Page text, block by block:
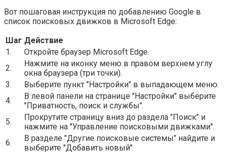
Вот пошаговая инструкция по добавлению Google в
список поисковых движков в Microsoft Edge:
Шаг Действие
1.
Откройте браузер Microsoft Edge.
2.
Нажмите на иконку меню в правом верхнем углу
окна браузера (три точки).
3.
Выберите пункт "Настройки" в выпадающем меню.
4.
В левой панели на странице "Настройки" выберите
"Приватность, поиск и службы".
5.
Прокрутите страницу вниз до раздела "Поиск" и
нажмите на "Управление поисковыми движками".
6.
В разделе "Другие поисковые системы" найдите и
выберите "Добавить новый".